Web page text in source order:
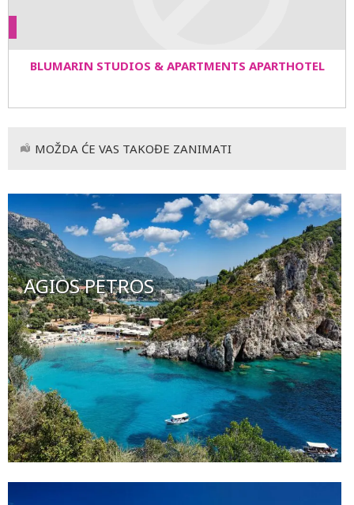
BLUMARIN STUDIOS & APARTMENTS APARTHOTEL
MOŽDA ĆE VAS TAKOĐE ZANIMATI
AGIOS PETROS